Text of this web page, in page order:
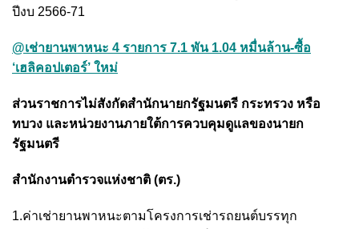
ปีงบ 2566-71
@เช่ายานพาหนะ 4 รายการ 7.1 พัน 1.04 หมื่นล้าน-ซื้อ
‘เฮลิคอปเตอร์’ ใหม่
ส่วนราชการไม่สังกัดสำนักนายกรัฐมนตรี กระทรวง หรือ
ทบวง และหน่วยงานภายใต้การควบคุมดูแลของนายก
รัฐมนตรี
สำนักงานตำรวจแห่งชาติ (ตร.)
1.ค่าเช่ายานพาหนะตามโครงการเช่ารถยนต์บรรทุก